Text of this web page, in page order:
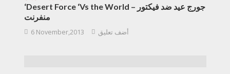
‘Desert Force ‘Vs the World – جورج عيد ضد فيكتور
منفرنت
6 November,2013 أضف تعليق